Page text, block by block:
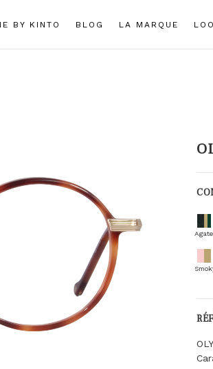
BY KINTO BLOG LA MARQUE